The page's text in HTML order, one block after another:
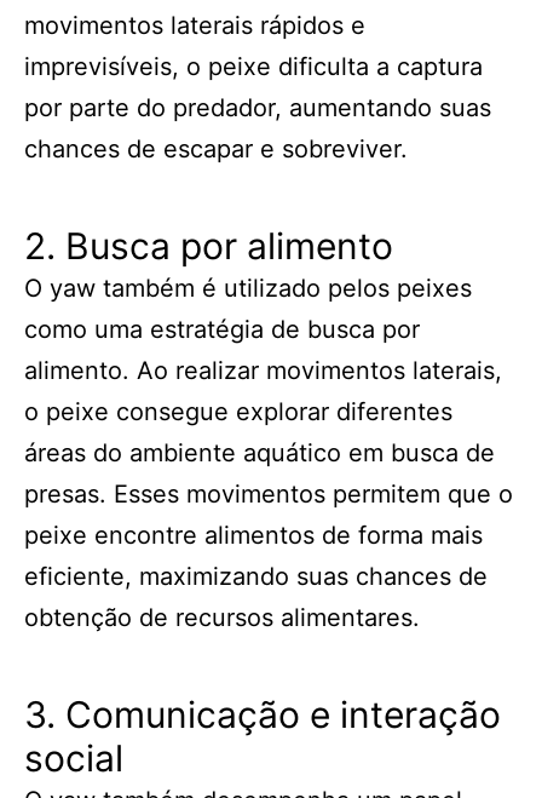
movimentos laterais rápidos e
imprevisíveis, o peixe dificulta a captura
por parte do predador, aumentando suas
chances de escapar e sobreviver.
2. Busca por alimento
O yaw também é utilizado pelos peixes
como uma estratégia de busca por
alimento. Ao realizar movimentos laterais,
o peixe consegue explorar diferentes
áreas do ambiente aquático em busca de
presas. Esses movimentos permitem que o
peixe encontre alimentos de forma mais
eficiente, maximizando suas chances de
obtenção de recursos alimentares.
3. Comunicação e interação
social